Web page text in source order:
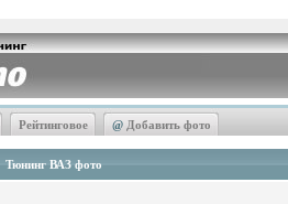
Рейтинговое @ Добавить фото
Тюнинг ВАЗ фото